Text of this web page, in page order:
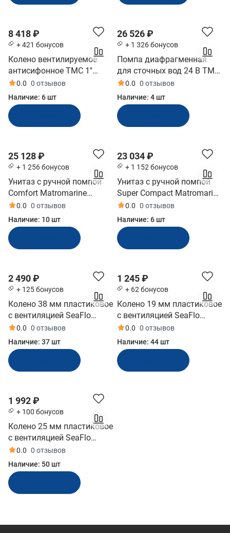
8 418 ₽
+ 421 бонусов
Колено вентилируемое
антисифонное TMC 1''
нерж сталь (10247870)
0.0 0 отзывов
Наличие: 6 шт
26 526 ₽
+ 1 326 бонусов
Помпа диафрагменная
для сточных вод 24 В TMC
(0620921_24)
0.0 0 отзывов
Наличие: 4 шт
25 128 ₽
+ 1 256 бонусов
Унитаз с ручной помпой
Comfort Matromarine
(6600200800)
0.0 0 отзывов
Наличие: 10 шт
23 034 ₽
+ 1 152 бонусов
Унитаз с ручной помпой
Super Compact Matromarine
(6800200700)
0.0 0 отзывов
Наличие: 6 шт
2 490 ₽
+ 125 бонусов
Колено 38 мм пластиковое
с вентиляцией SeaFlo
(SFVL-03)
0.0 0 отзывов
Наличие: 37 шт
1 245 ₽
+ 62 бонусов
Колено 19 мм пластиковое
с вентиляцией SeaFlo
(SFVL-01)
0.0 0 отзывов
Наличие: 44 шт
1 992 ₽
+ 100 бонусов
Колено 25 мм пластиковое
с вентиляцией SeaFlo
(SFVL-02)
0.0 0 отзывов
Наличие: 50 шт